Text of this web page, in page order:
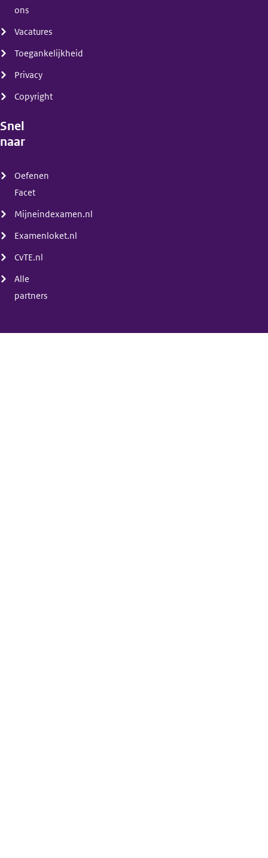
ons
Vacatures
Toegankelijkheid
Privacy
Copyright
Snel
naar
Oefenen
Facet
Mijneindexamen.nl
Examenloket.nl
CvTE.nl
Alle
partners